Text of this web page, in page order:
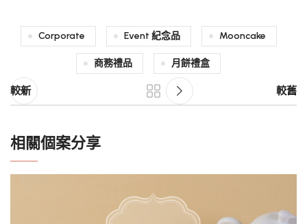
Corporate Event 紀念品 Mooncake
商務禮品 月餅禮盒
較新 較舊
相關個案分享